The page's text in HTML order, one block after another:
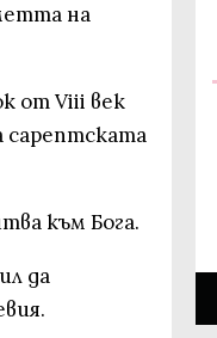
на
от Viii век
сарептската
към Бога.
да